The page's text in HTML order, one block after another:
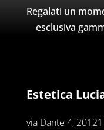
Regalati un
esclusiva
Estetica
via Dante 4,